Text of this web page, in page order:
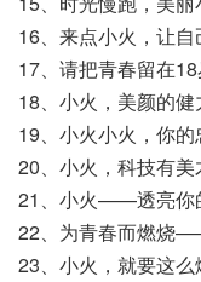
16、来点小火，让自
17、请把青春留在
18、小火，美颜的健
19、小火小火，你的
20、小火，科技有美
21、小火——透亮你
22、为青春而燃烧
23、小火，就要这么